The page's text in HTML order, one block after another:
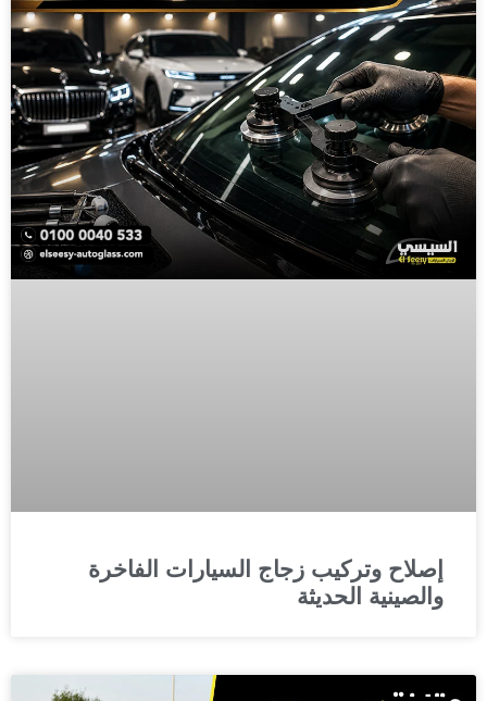
إصلاح وتركيب زجاج السيارات الفاخرة
والصينية الحديثة